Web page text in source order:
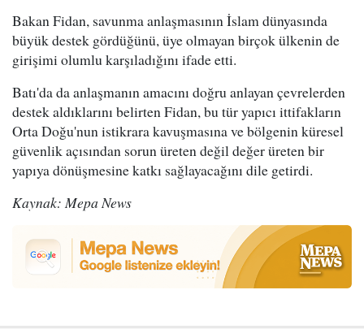
Bakan Fidan, savunma anlaşmasının İslam dünyasında
büyük destek gördüğünü, üye olmayan birçok ülkenin de
girişimi olumlu karşıladığını ifade etti.
Batı'da da anlaşmanın amacını doğru anlayan çevrelerden
destek aldıklarını belirten Fidan, bu tür yapıcı ittifakların
Orta Doğu'nun istikrara kavuşmasına ve bölgenin küresel
güvenlik açısından sorun üreten değil değer üreten bir
yapıya dönüşmesine katkı sağlayacağını dile getirdi.
Kaynak: Mepa News